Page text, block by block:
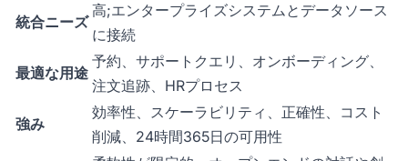
統合ニーズ
高;エンタープライズシステムとデータソース
に接続
最適な用途
予約、サポートクエリ、オンボーディング、
注文追跡、HRプロセス
強み
効率性、スケーラビリティ、正確性、コスト
削減、24時間365日の可用性